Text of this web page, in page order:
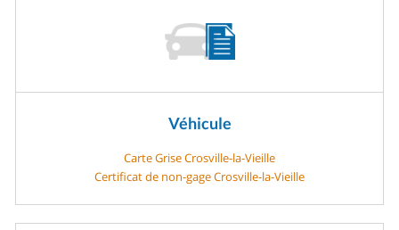
Véhicule
Carte Grise Crosville-la-Vieille
Certificat de non-gage Crosville-la-Vieille